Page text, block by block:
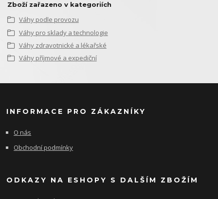
Zboží zařazeno v kategoriích
Váhy podle provozu
Váhy pro sklady a technologie
Váhy zdravotnické a lékařské
Váhy příjmové a expediční
INFORMACE PRO ZÁKAZNÍKY
O nás
Obchodní podmínky
ODKAZY NA ESHOPY S DALŠÍM ZBOŽÍM